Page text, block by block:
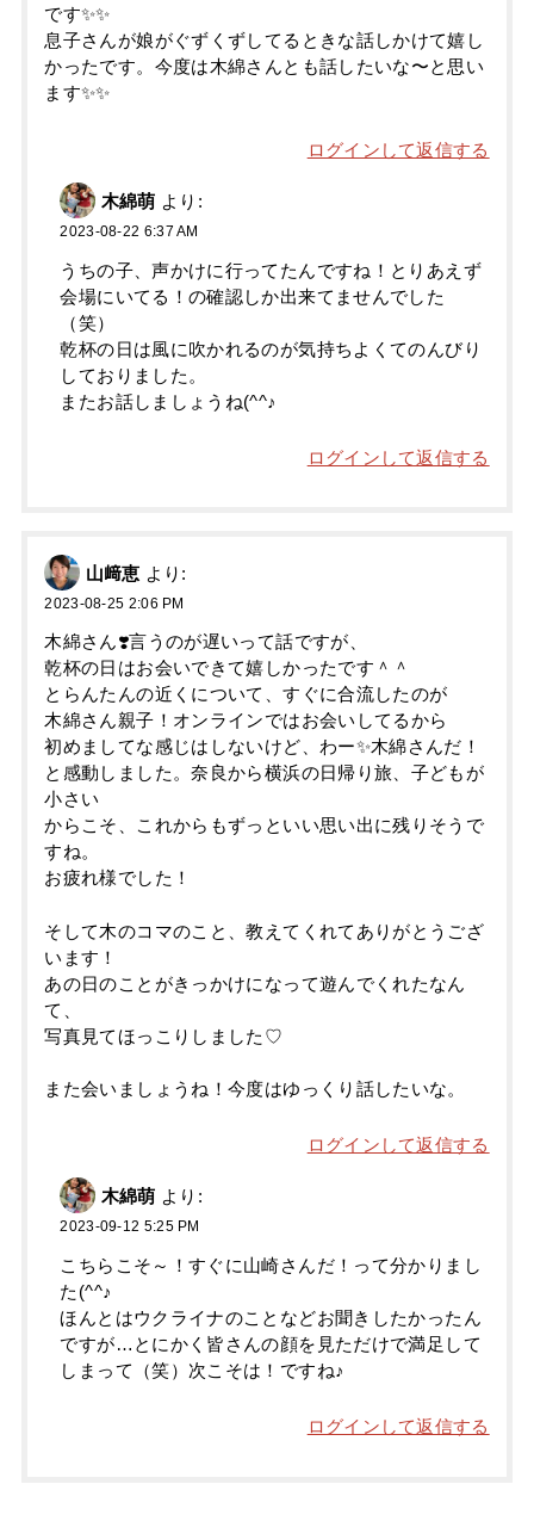
です✨✨
息子さんが娘がぐずくずしてるときな話しかけて嬉し
かったです。今度は木綿さんとも話したいな〜と思い
ます✨✨
ログインして返信する
木綿萌 より:
2023-08-22 6:37 AM
うちの子、声かけに行ってたんですね！とりあえず
会場にいてる！の確認しか出来てませんでした
（笑）
乾杯の日は風に吹かれるのが気持ちよくてのんびり
しておりました。
またお話しましょうね(^^♪
ログインして返信する
山﨑恵 より:
2023-08-25 2:06 PM
木綿さん❣️言うのが遅いって話ですが、
乾杯の日はお会いできて嬉しかったです＾＾
とらんたんの近くについて、すぐに合流したのが
木綿さん親子！オンラインではお会いしてるから
初めましてな感じはしないけど、わー✨木綿さんだ！
と感動しました。奈良から横浜の日帰り旅、子どもが
小さい
からこそ、これからもずっといい思い出に残りそうで
すね。
お疲れ様でした！
そして木のコマのこと、教えてくれてありがとうござ
います！
あの日のことがきっかけになって遊んでくれたなん
て、
写真見てほっこりしました♡
また会いましょうね！今度はゆっくり話したいな。
ログインして返信する
木綿萌 より:
2023-09-12 5:25 PM
こちらこそ～！すぐに山崎さんだ！って分かりまし
た(^^♪
ほんとはウクライナのことなどお聞きしたかったん
ですが…とにかく皆さんの顔を見ただけで満足して
しまって（笑）次こそは！ですね♪
ログインして返信する